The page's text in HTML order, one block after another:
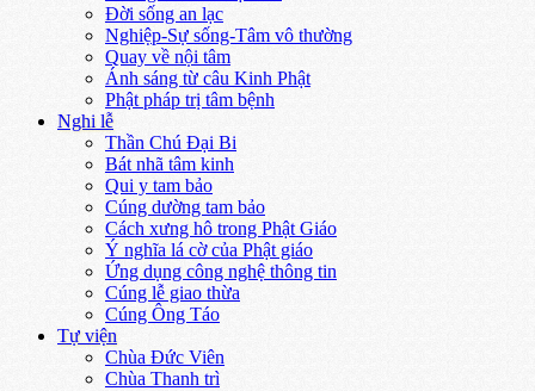
Đời sống an lạc
Nghiệp-Sự sống-Tâm vô thường
Quay về nội tâm
Ánh sáng từ câu Kinh Phật
Phật pháp trị tâm bệnh
Nghi lễ
Thần Chú Đại Bi
Bát nhã tâm kinh
Qui y tam bảo
Cúng dường tam bảo
Cách xưng hô trong Phật Giáo
Ý nghĩa lá cờ của Phật giáo
Ứng dụng công nghệ thông tin
Cúng lễ giao thừa
Cúng Ông Táo
Tự viện
Chùa Đức Viên
Chùa Thanh trì